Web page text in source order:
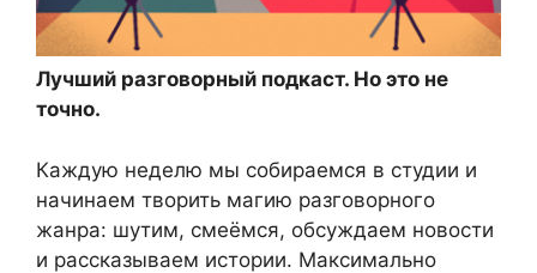
Лучший разговорный подкаст. Но это не
точно.
Каждую неделю мы собираемся в студии и
начинаем творить магию разговорного
жанра: шутим, смеёмся, обсуждаем новости
и рассказываем истории. Максимально